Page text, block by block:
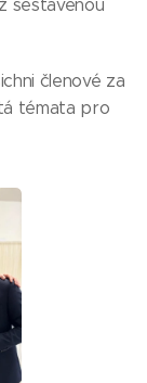
sestavenou
členové za
témata pro